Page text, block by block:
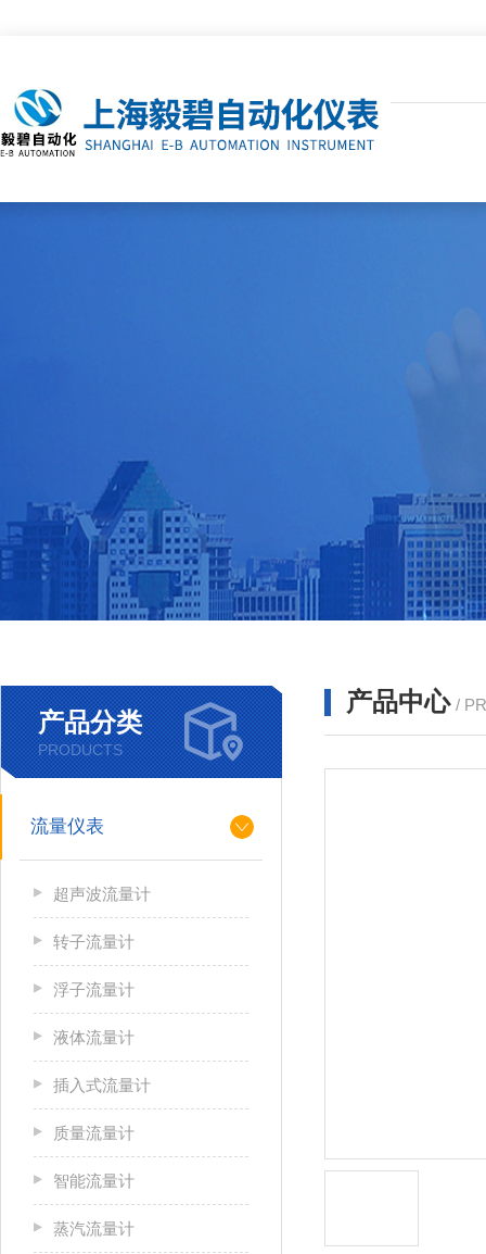
产品分类
PRODUCTS
流量仪表
超声波流量计
转子流量计
浮子流量计
液体流量计
插入式流量计
质量流量计
智能流量计
蒸汽流量计
产品中心 /